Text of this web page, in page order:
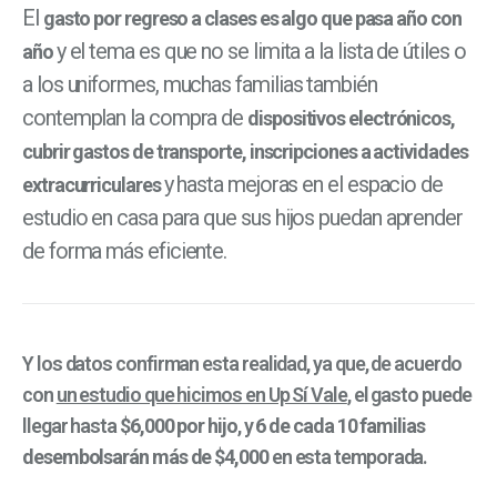
El gasto por regreso a clases es algo que pasa año con
añoy el tema es que no se limita a la lista de útiles o
a los uniformes, muchas familias también
contemplan la compra de dispositivos electrónicos,
cubrir gastos de transporte, inscripciones a actividades
extracurricularesy hasta mejoras en el espacio de
estudio en casa para que sus hijos puedan aprender
de forma más eficiente.
Y los datos confirman esta realidad, ya que, de acuerdo
conun estudio que hicimos en Up Sí Vale, el gasto puede
llegar hasta$6,000 por hijo, y6 de cada 10 familias
desembolsarán más de $4,000en esta temporada.